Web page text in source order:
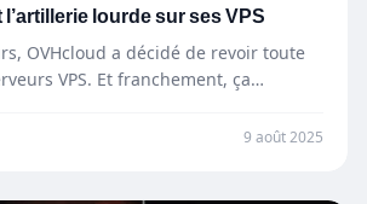
lourde sur ses VPS
OVHcloud a décidé de revoir toute
VPS. Et franchement, ça
9 août 2025